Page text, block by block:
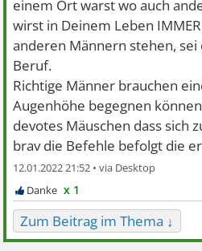
einem Ort warst wo auch
wirst in Deinem Leben
anderen Männern stehen,
Beruf.
Richtige Männer brauchen
Augenhöhe begegnen
devotes Mäuschen dass sich
brav die Befehle befolgt die
12.01.2022 21:52 •
x 1
Zum Beitrag im Thema ↓